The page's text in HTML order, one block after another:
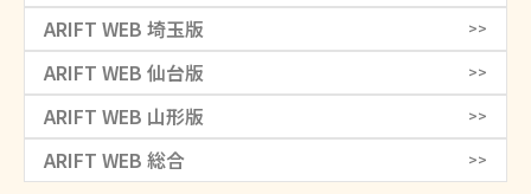
ARIFT WEB 埼玉版 >>
ARIFT WEB 仙台版 >>
ARIFT WEB 山形版 >>
ARIFT WEB 総合 >>